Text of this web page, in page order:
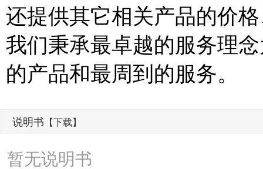
还提供其它相关产品的价
我们秉承最卓越的服务理
的产品和最周到的服务。
说明书 【下载】
暂无说明书